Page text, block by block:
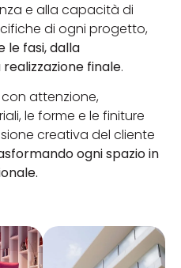
e alla capacità di
di ogni progetto,
fasi, dalla
finale.
attenzione,
le forme e le finiture
creativa del cliente
ogni spazio in